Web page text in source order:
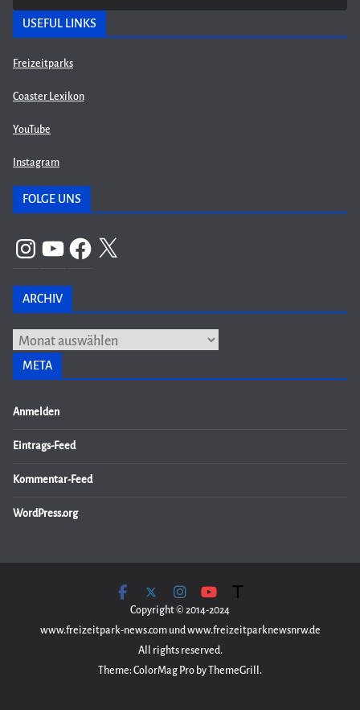
USEFUL LINKS
Freizeitparks
Coaster Lexikon
YouTube
Instagram
FOLGE UNS
InstagramYouTubeFacebook
X
ARCHIV
Archiv
META
Anmelden
Eintrags-Feed
Kommentar-Feed
WordPress.org
Copyright © 2014-2024
www.freizeitpark-news.com und www.freizeitparknewsnrw.de
All rights reserved.
Theme: ColorMag Pro by ThemeGrill.